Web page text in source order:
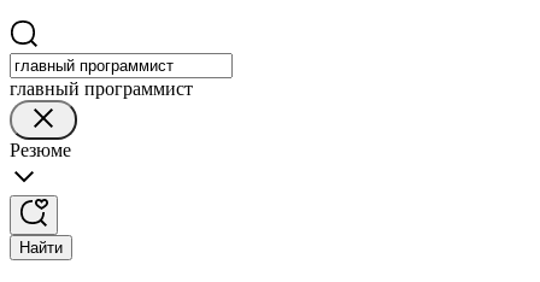
главный программист
Резюме
Найти